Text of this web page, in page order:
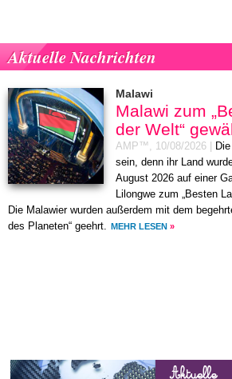
Aktuelle Nachrichten
Malawi
Malawi zum
der Welt“
AMP™, 10/08/2026
sein, denn ihr Land
August 2026 auf einer
Lilongwe zum „Besten
Die Malawier wurden außerdem mit dem
des Planeten“ geehrt.
MEHR LESEN »